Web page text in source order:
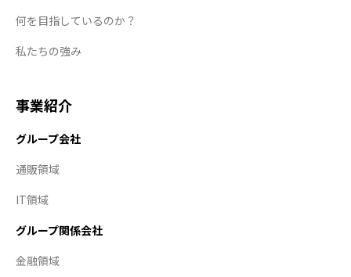
何を目指しているのか？
私たちの強み
事業紹介
グループ会社
通販領域
IT領域
グループ関係会社
金融領域